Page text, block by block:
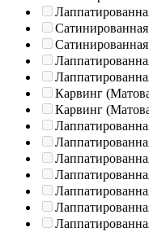
Карвинг
Карвинг